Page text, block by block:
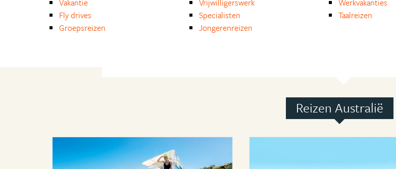
Vakantie
Fly drives
Groepsreizen
Vrijwilligerswerk
Specialisten
Jongerenreizen
Werkvakanties
Taalreizen
Reizen Australië